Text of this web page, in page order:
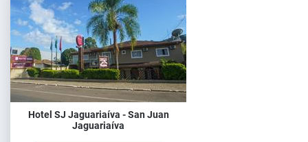
Hotel SJ Jaguariaíva - San Juan
Jaguariaíva